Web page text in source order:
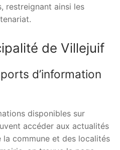
restreignant ainsi les
de Villejuif
d’information
disponibles sur
accéder aux actualités
commune et des localités